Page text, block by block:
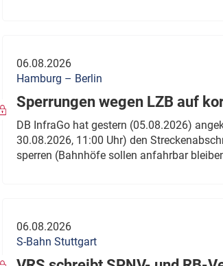
06.08.2026
Hamburg – Berlin
Sperrungen wegen LZB auf
DB InfraGo hat gestern (05.08.2026)
30.08.2026, 11:00 Uhr) den
sperren (Bahnhöfe sollen anfahrbar
06.08.2026
S-Bahn Stuttgart